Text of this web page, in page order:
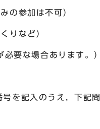
の参加は不可）
など）
要な場合あります。）
を記入のうえ，下記